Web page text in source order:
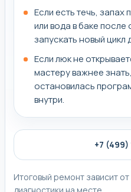
Если есть течь, запах
или вода в баке
запускать новый цикл
Если люк не
мастеру важнее
остановилась
внутри.
+7 (499)
Итоговый ремонт зависит